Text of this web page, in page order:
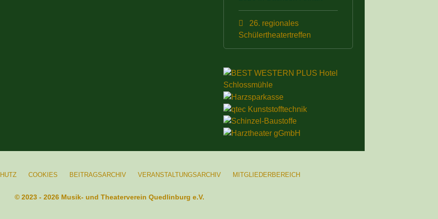
26. regionales
Schülertheatertreffen
COOKIES BEITRAGSARCHIV VERANSTALTUNGSARCHIV MITGLIEDERBEREICH
© 2023 - 2026 Musik- und Theaterverein Quedlinburg e.V.